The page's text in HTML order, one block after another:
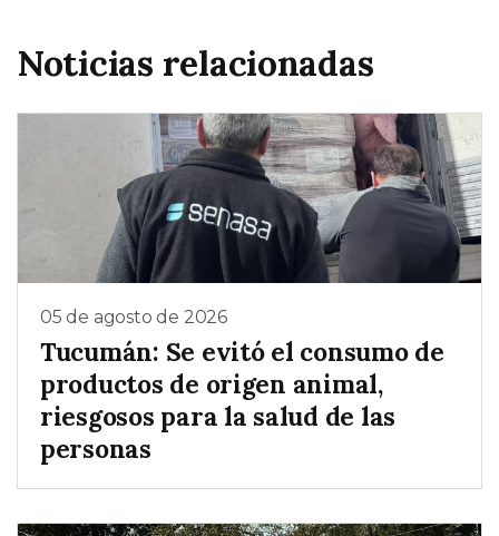
Noticias relacionadas
05 de agosto de 2026
Tucumán: Se evitó el consumo de
productos de origen animal,
riesgosos para la salud de las
personas